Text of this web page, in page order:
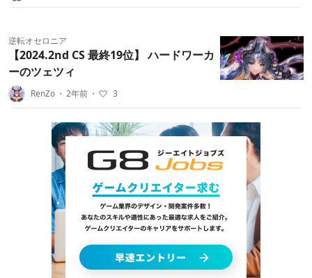
逆転オセロニア
【2024.2nd CS 最終19位】 ハードワーカ
ーのツェツィ
RenZo ・ 2年前 ・ 3